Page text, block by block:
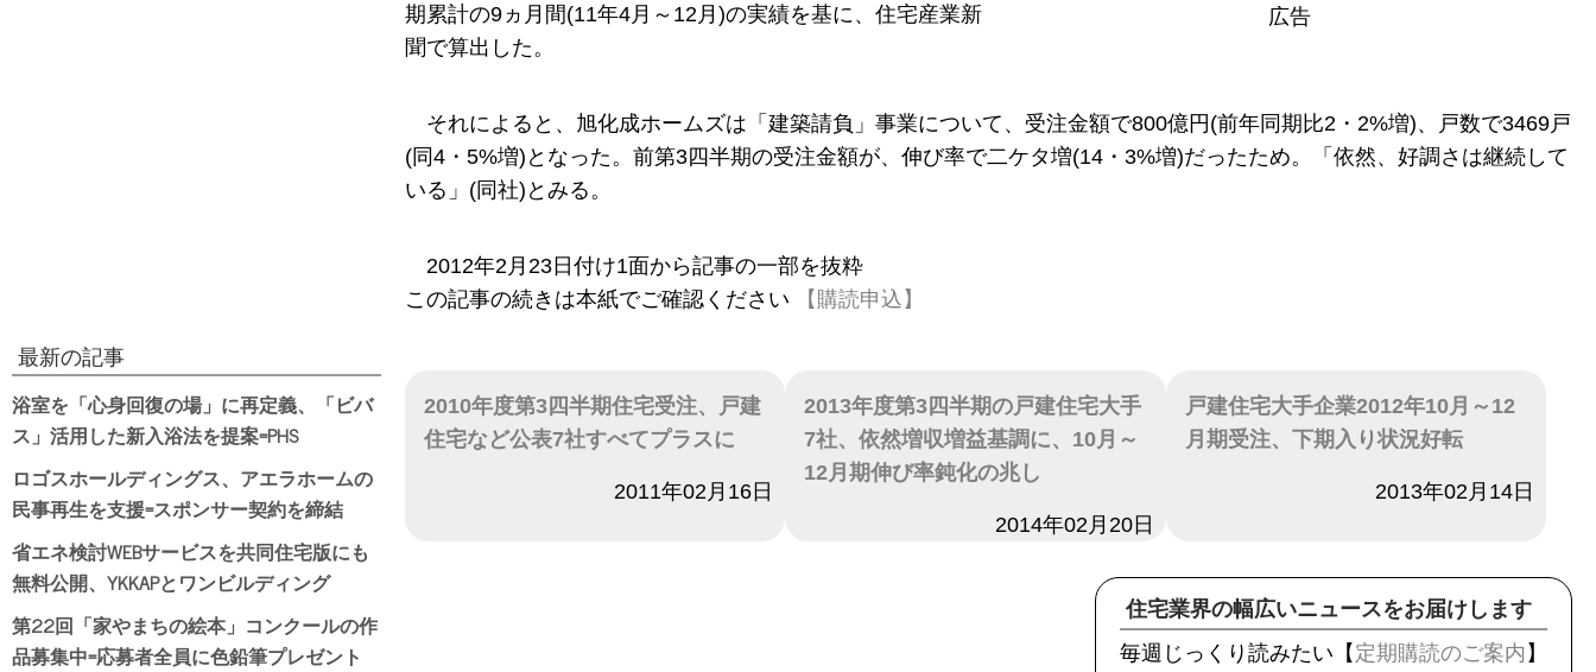
広告
期累計の9ヵ月間(11年4月～12月)の実績を基に、住宅産業新
聞で算出した。
それによると、旭化成ホームズは「建築請負」事業について、受注金額で800億円(前年同期比2・2%増)、戸数で3469戸
(同4・5%増)となった。前第3四半期の受注金額が、伸び率で二ケタ増(14・3%増)だったため。「依然、好調さは継続して
いる」(同社)とみる。
2012年2月23日付け1面から記事の一部を抜粋
この記事の続きは本紙でご確認ください
【購読申込】
2010年度第3四半期住宅受注、戸建
住宅など公表7社すべてプラスに
2011年02月16日
2013年度第3四半期の戸建住宅大手
7社、依然増収増益基調に、10月～
12月期伸び率鈍化の兆し
2014年02月20日
戸建住宅大手企業2012年10月～12
月期受注、下期入り状況好転
2013年02月14日
住宅業界の幅広いニュースをお届けします
毎週じっくり読みたい【 定期購読のご案内 】
最新の記事
浴室を「心身回復の場」に再定義、「ビバ
ス」活用した新入浴法を提案=PHS
ロゴスホールディングス、アエラホームの
民事再生を支援=スポンサー契約を締結
省エネ検討WEBサービスを共同住宅版にも
無料公開、YKKAPとワンビルディング
第22回「家やまちの絵本」コンクールの作
品募集中=応募者全員に色鉛筆プレゼント